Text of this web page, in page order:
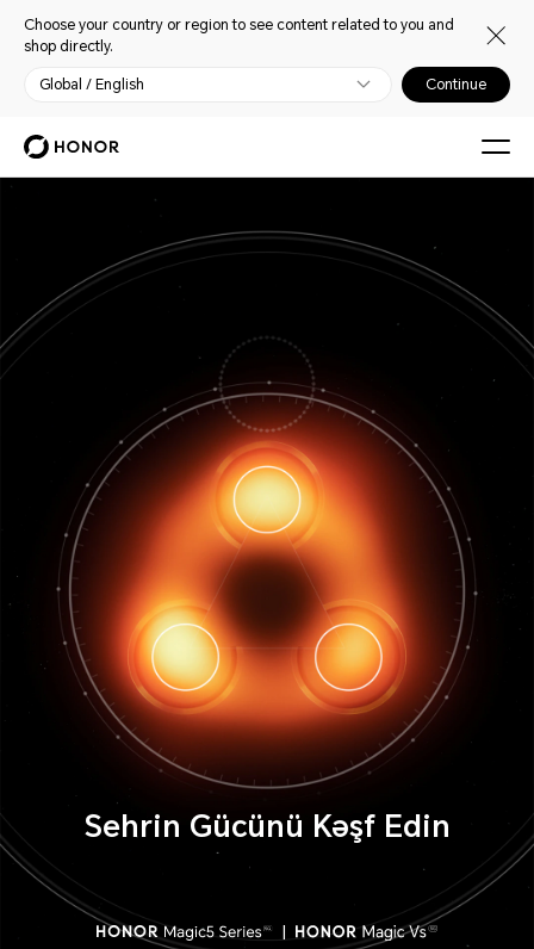
Choose your country or region to see content related to you and
shop directly.
Global / English Continue
Sehrin Gücünü Kəşf Edin